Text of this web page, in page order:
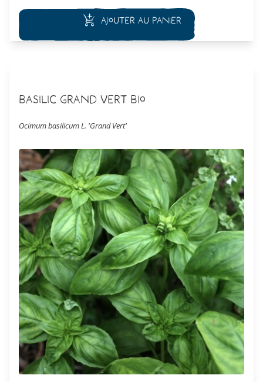
Ajouter au panier
Basilic Grand Vert Bio
Ocimum basilicum L. 'Grand Vert'